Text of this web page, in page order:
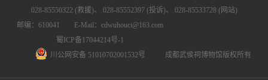
028-85550322 (救援)、
028-85552397 (投诉)、
028-85533728 (网站)
邮编：610041 E-Mail：cdwuhouci@163.com
蜀ICP备17044214号-1
川公网安备 51010702001532号
成都武侯祠博物馆版权所有